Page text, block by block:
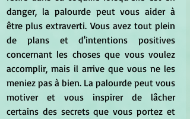
danger, la palourde peut vous aider à
être plus extraverti. Vous avez tout plein
de plans et d'intentions positives
concernant les choses que vous voulez
accomplir, mais il arrive que vous ne les
meniez pas à bien. La palourde peut vous
motiver et vous inspirer de lâcher
certains des secrets que vous portez et